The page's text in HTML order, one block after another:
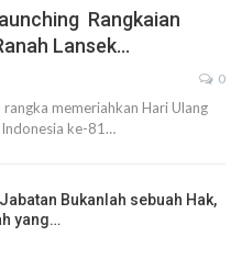
Rangkaian
Lansek…
0
rangka memeriahkan Hari Ulang
Indonesia ke-81…
Bukanlah sebuah Hak,
yang…